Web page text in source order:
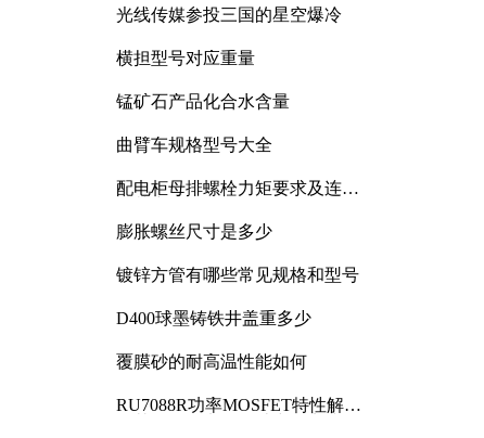
光线传媒参投三国的星空爆冷
横担型号对应重量
锰矿石产品化合水含量
曲臂车规格型号大全
配电柜母排螺栓力矩要求及连接
膨胀螺丝尺寸是多少
镀锌方管有哪些常见规格和型号
D400球墨铸铁井盖重多少
覆膜砂的耐高温性能如何
RU7088R功率MOSFET特性解析